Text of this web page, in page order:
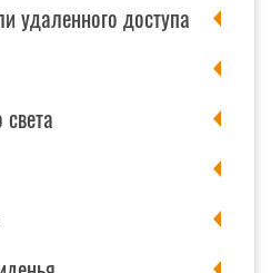
удаленного доступа